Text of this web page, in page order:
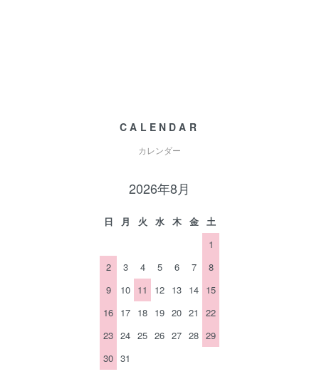
CALENDAR
カレンダー
2026年8月
日 月 火 水 木 金
土
1
2
3 4 5 6 7
8
9
10 11 12 13 14 15
16 17 18 19 20 21
22
23 24 25 26 27 28 29
30 31